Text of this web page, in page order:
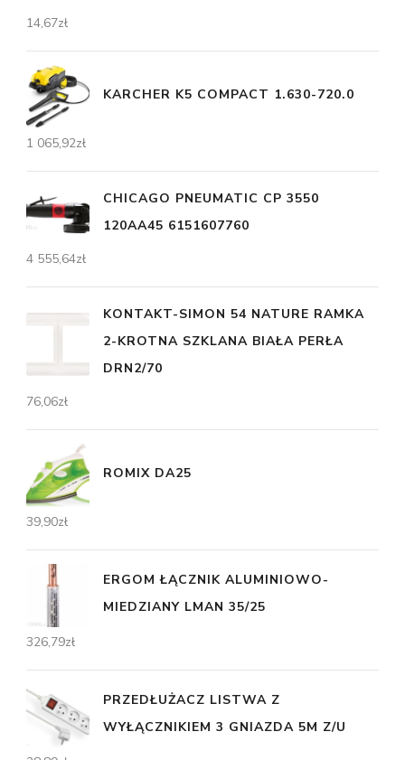
14,67zł
KARCHER K5 COMPACT 1.630-720.0
1 065,92zł
CHICAGO PNEUMATIC CP 3550
120AA45 6151607760
4 555,64zł
KONTAKT-SIMON 54 NATURE RAMKA
2-KROTNA SZKLANA BIAŁA PERŁA
DRN2/70
76,06zł
ROMIX DA25
39,90zł
ERGOM ŁĄCZNIK ALUMINIOWO-
MIEDZIANY LMAN 35/25
326,79zł
PRZEDŁUŻACZ LISTWA Z
WYŁĄCZNIKIEM 3 GNIAZDA 5M Z/U